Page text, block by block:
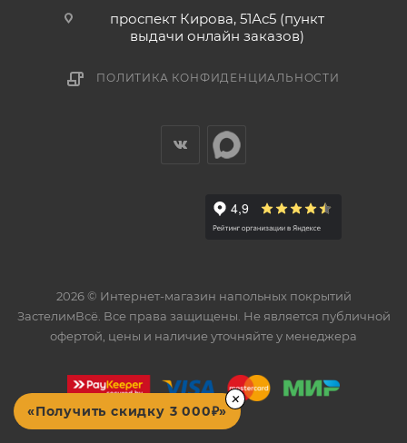
проспект Кирова, 51Ас5 (пункт
выдачи онлайн заказов)
ПОЛИТИКА КОНФИДЕНЦИАЛЬНОСТИ
2026 © Интернет-магазин напольных покрытий
ЗастелимВсё. Все права защищены. Не является публичной
офертой, цены и наличие уточняйте у менеджера
×
«Получить скидку 3 000₽»